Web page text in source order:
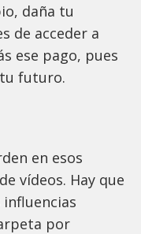
daña tu
de acceder a
ese pago, pues
futuro.
en esos
vídeos. Hay que
por